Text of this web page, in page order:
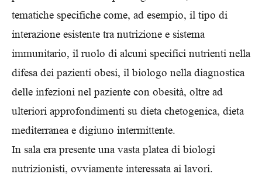
tematiche specifiche come, ad esempio, il tipo di
interazione esistente tra nutrizione e sistema
immunitario, il ruolo di alcuni specifici nutrienti nella
difesa dei pazienti obesi, il biologo nella diagnostica
delle infezioni nel paziente con obesità, oltre ad
ulteriori approfondimenti su dieta chetogenica, dieta
mediterranea e digiuno intermittente.
In sala era presente una vasta platea di biologi
nutrizionisti, ovviamente interessata ai lavori.